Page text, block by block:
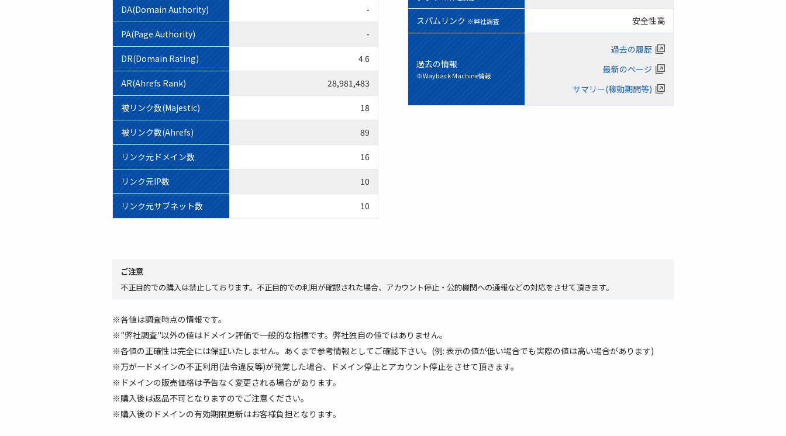
DA(Domain Authority) -
PA(Page Authority) -
DR(Domain Rating) 4.6
AR(Ahrefs Rank) 28,981,483
被リンク数(Majestic) 18
被リンク数(Ahrefs) 89
リンク元ドメイン数 16
リンク元IP数 10
リンク元サブネット数 10
スパムリンク ※弊社調査 安全性高
過去の情報
※Wayback Machine情報
過去の履歴
最新のページ
サマリー(稼動期間等)
ご注意
不正目的での購入は禁止しております。不正目的での利用が確認された場合、アカウント停止・公的機関への通報などの対応をさせて頂きます。
※各値は調査時点の情報です。
※"弊社調査"以外の値はドメイン評価で一般的な指標です。弊社独自の値ではありません。
※各値の正確性は完全には保証いたしません。あくまで参考情報としてご確認下さい。(例: 表示の値が低い場合でも実際の値は高い場合があります)
※万が一ドメインの不正利用(法令違反等)が発覚した場合、ドメイン停止とアカウント停止をさせて頂きます。
※ドメインの販売価格は予告なく変更される場合があります。
※購入後は返品不可となりますのでご注意ください。
※購入後のドメインの有効期限更新はお客様負担となります。